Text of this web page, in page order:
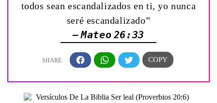
todos sean escandalizados en ti, yo nunca
seré escandalizado”
— Mateo 26:33